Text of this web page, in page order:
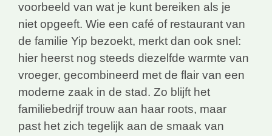
voorbeeld van wat je kunt bereiken als je
niet opgeeft. Wie een café of restaurant van
de familie Yip bezoekt, merkt dan ook snel:
hier heerst nog steeds diezelfde warmte van
vroeger, gecombineerd met de flair van een
moderne zaak in de stad. Zo blijft het
familiebedrijf trouw aan haar roots, maar
past het zich tegelijk aan de smaak van